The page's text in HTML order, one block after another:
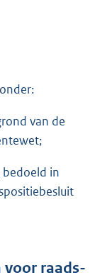
van de
bedoeld in
raads-